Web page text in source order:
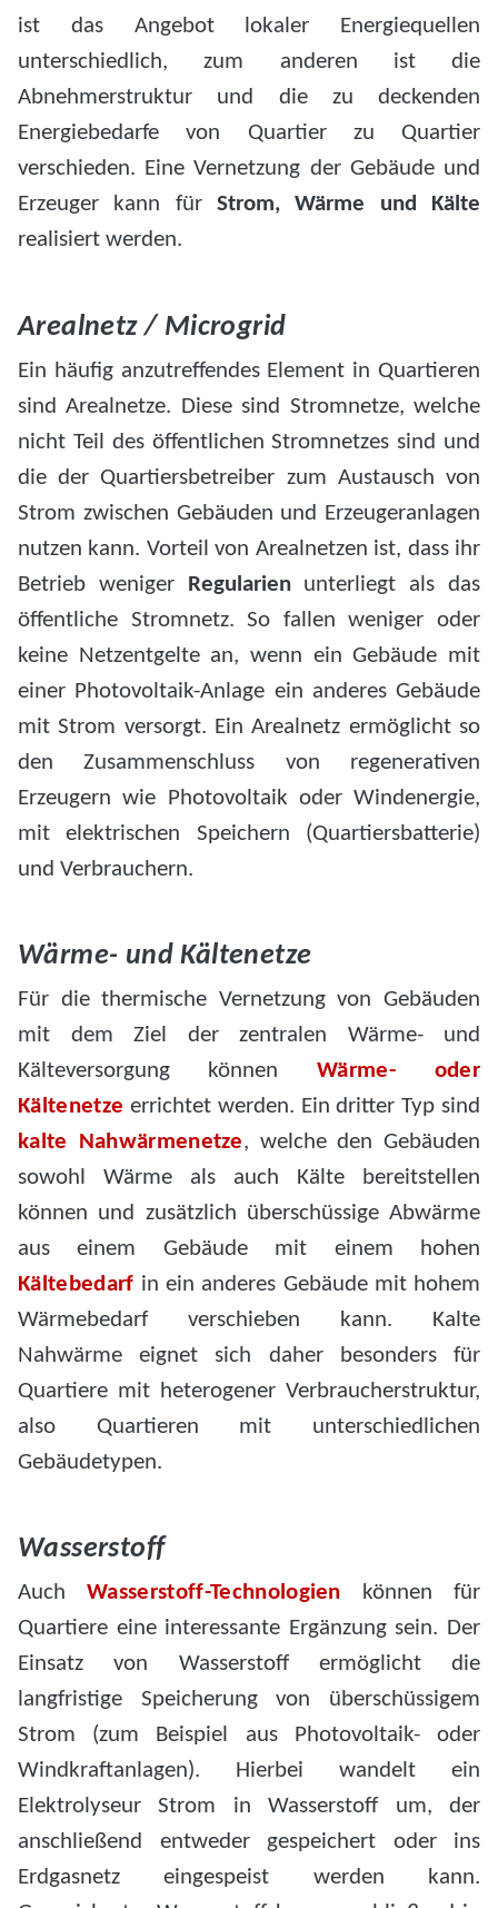
ist das Angebot lokaler Energiequellen
unterschiedlich, zum anderen ist die
Abnehmerstruktur und die zu deckenden
Energiebedarfe von Quartier zu Quartier
verschieden. Eine Vernetzung der Gebäude und
Erzeuger kann für Strom, Wärme und Kälte
realisiert werden.
Arealnetz / Microgrid
Ein häufig anzutreffendes Element in Quartieren
sind Arealnetze. Diese sind Stromnetze, welche
nicht Teil des öffentlichen Stromnetzes sind und
die der Quartiersbetreiber zum Austausch von
Strom zwischen Gebäuden und Erzeugeranlagen
nutzen kann. Vorteil von Arealnetzen ist, dass ihr
Betrieb weniger Regularienunterliegt als das
öffentliche Stromnetz. So fallen weniger oder
keine Netzentgelte an, wenn ein Gebäude mit
einer Photovoltaik-Anlage ein anderes Gebäude
mit Strom versorgt. Ein Arealnetz ermöglicht so
den Zusammenschluss von regenerativen
Erzeugern wie Photovoltaik oder Windenergie,
mit elektrischen Speichern (Quartiersbatterie)
und Verbrauchern.
Wärme- und Kältenetze
Für die thermische Vernetzung von Gebäuden
mit dem Ziel der zentralen Wärme- und
Kälteversorgung können Wärme- oder
Kältenetze errichtet werden. Ein dritter Typ sind
kalte Nahwärmenetze, welche den Gebäuden
sowohl Wärme als auch Kälte bereitstellen
können und zusätzlich überschüssige Abwärme
aus einem Gebäude mit einem hohen
Kältebedarf in ein anderes Gebäude mit hohem
Wärmebedarf verschieben kann. Kalte
Nahwärme eignet sich daher besonders für
Quartiere mit heterogener Verbraucherstruktur,
also Quartieren mit unterschiedlichen
Gebäudetypen.
Wasserstoff
AuchWasserstoff-Technologien können für
Quartiere eine interessante Ergänzung sein. Der
Einsatz von Wasserstoff ermöglicht die
langfristige Speicherung von überschüssigem
Strom (zum Beispiel aus Photovoltaik- oder
Windkraftanlagen). Hierbei wandelt ein
Elektrolyseur Strom in Wasserstoff um, der
anschließend entweder gespeichert oder ins
Erdgasnetz eingespeist werden kann.